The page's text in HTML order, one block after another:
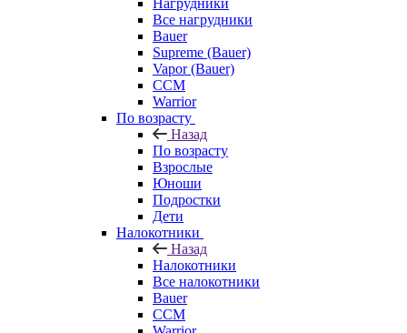
Нагрудники
Все нагрудники
Bauer
Supreme (Bauer)
Vapor (Bauer)
CCM
Warrior
По возрасту
Назад
По возрасту
Взрослые
Юноши
Подростки
Дети
Налокотники
Назад
Налокотники
Все налокотники
Bauer
CCM